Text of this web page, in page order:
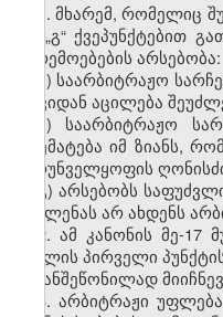
1. მხარემ, რომელიც
„ა“–„გ“
გარემოებების არსებობა:
ა) საარბიტრაჟო
თავიდან აცილება
ბ) საარბიტრაჟო
აღემატება იმ ზიანს,
უზრუნველყოფის
გ) არსებობს
გავლენას არ ახდენს
2. ამ კანონის მე-17
მუხლის პირველი
მიზანშეწონილად
3. არბიტრაჟი